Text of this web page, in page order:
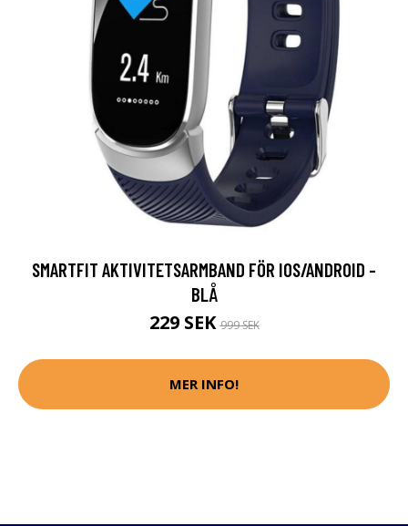
SMARTFIT AKTIVITETSARMBAND FÖR IOS/ANDROID -
BLÅ
229 SEK999 SEK
MER INFO!